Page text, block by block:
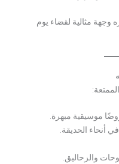
وجهة مثالية لقضاء يوم
موسيقية مبهرة.
أنحاء الحديقة.
والزحاليق.